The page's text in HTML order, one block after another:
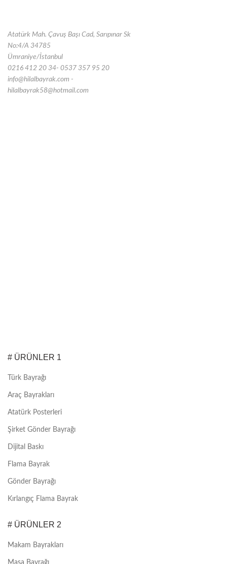
Atatürk Mah. Çavuş Başı Cad, Sarıpınar Sk
No:4/A 34785
Ümraniye/İstanbul
0216 412 20 34- 0537 357 95 20
info@hilalbayrak.com -
hilalbayrak58@hotmail.com
# ÜRÜNLER 1
Türk Bayrağı
Araç Bayrakları
Atatürk Posterleri
Şirket Gönder Bayrağı
Dijital Baskı
Flama Bayrak
Gönder Bayrağı
Kırlangıç Flama Bayrak
# ÜRÜNLER 2
Makam Bayrakları
Masa Bayrağı